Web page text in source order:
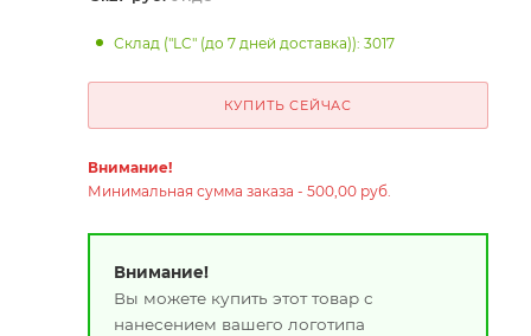
Склад ("LC" (до 7 дней доставка)): 3017
КУПИТЬ СЕЙЧАС
Внимание!
Минимальная сумма заказа - 500,00 руб.
Внимание!
Вы можете купить этот товар с
нанесением вашего логотипа